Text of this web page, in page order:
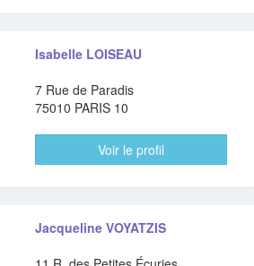
Isabelle LOISEAU
7 Rue de Paradis
75010 PARIS 10
Voir le profil
Jacqueline VOYATZIS